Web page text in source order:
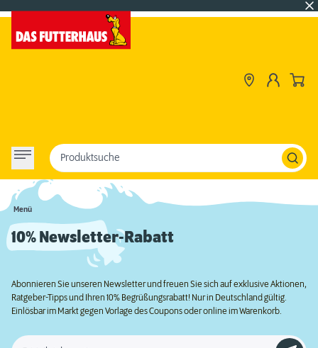
Menü
Produktsuche
10% Newsletter-Rabatt
Abonnieren Sie unseren Newsletter und freuen Sie sich auf exklusive Aktionen,
Ratgeber-Tipps und Ihren 10% Begrüßungsrabatt! Nur in Deutschland gültig.
Einlösbar im Markt gegen Vorlage des Coupons oder online im Warenkorb.